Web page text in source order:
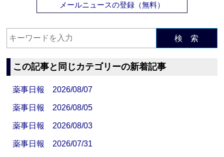
メールニュースの登録（無料）
検 索
この記事と同じカテゴリーの新着記事
薬事日報 2026/08/07
薬事日報 2026/08/05
薬事日報 2026/08/03
薬事日報 2026/07/31